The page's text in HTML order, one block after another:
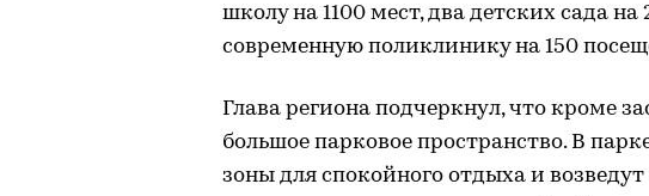
школу на 1100 мест, два детских сада
современную поликлинику на 150
Глава региона подчеркнул, что кроме
большое парковое пространство. В
зоны для спокойного отдыха и